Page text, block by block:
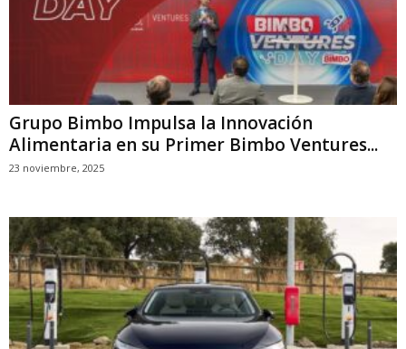
Grupo Bimbo Impulsa la Innovación
Alimentaria en su Primer Bimbo Ventures...
23 noviembre, 2025